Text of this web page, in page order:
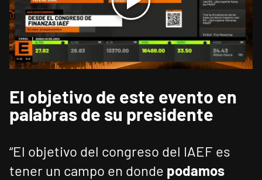
El objetivo de este evento en
palabras de su presidente
“El objetivo del congreso del IAEF es
tener un campo en donde podamos